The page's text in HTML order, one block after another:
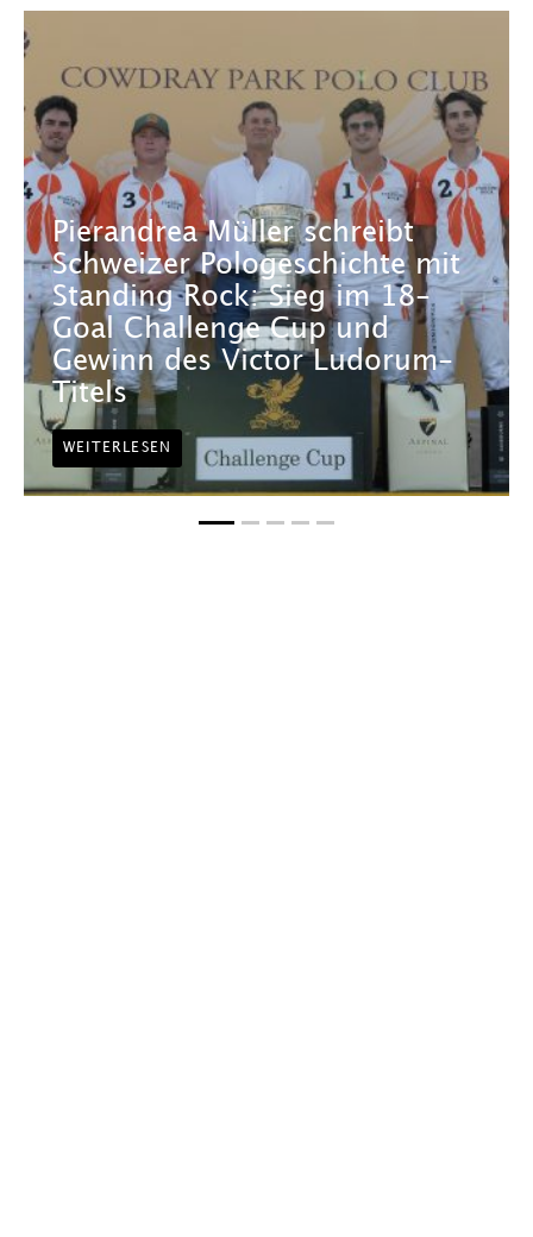
Pierandrea Müller schreibt
Schweizer Pologeschichte mit
Standing Rock: Sieg im 18-
Goal Challenge Cup und
Gewinn des Victor Ludorum-
Titels
WEITERLESEN